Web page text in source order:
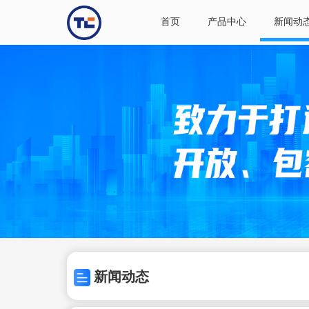
首页 产品中心 新闻动
新闻动态